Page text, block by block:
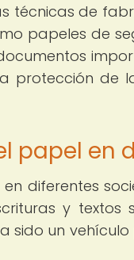
técnicas de
papeles de
protección de
papel en
diferentes
y
sido un